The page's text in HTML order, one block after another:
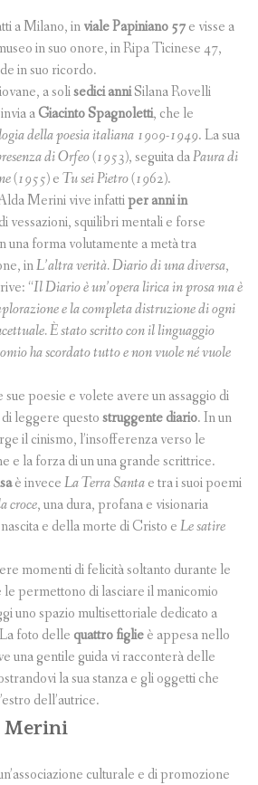
a Milano, inviale Papiniano 57e visse a
in suo onore, in Ripa Ticinese 47,
in suo ricordo.
a solisedici anniSilana Rovelli
aGiacinto Spagnoletti, che le
della poesia italiana 1909-1949.La sua
di Orfeo (1953), seguita daPaura di
(1955)eTu sei Pietro (1962).
Merini vive infattiper anni in
vessazioni, squilibri mentali e forse
una forma volutamente a metà tra
inL’altra verità. Diario di una diversa,
“Il Diario è un’opera lirica in prosa ma è
e la completa distruzione di ogni
È stato scritto con il linguaggio
ha scordato tutto e non vuole né vuole
poesie e volete avere un assaggio di
leggere questostruggente diario. In un
il cinismo, l’insofferenza verso le
e la forza di un una grande scrittrice.
è inveceLa Terra Santae tra i suoi poemi
croce, una dura, profana e visionaria
e della morte di Cristo eLe satire
momenti di felicità soltanto durante le
permettono di lasciare il manicomio
uno spazio multisettoriale dedicato a
foto delle quattro figlieè appesa nello
una gentile guida vi racconterà delle
la sua stanza e gli oggetti che
dell’autrice.
Merini
culturale e di promozione